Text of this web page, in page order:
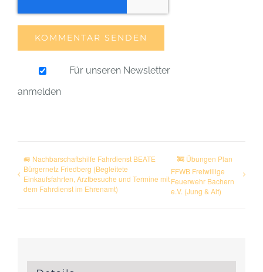
Für unseren Newsletter
anmelden
🚐 Nachbarschaftshilfe Fahrdienst BEATE
Bürgernetz Friedberg (Begleitete
Einkaufsfahrten, Arztbesuche und Termine mit
dem Fahrdienst im Ehrenamt)
🚒 Übungen Plan
FFWB Freiwillige
Feuerwehr Bachern
e.V. (Jung & Alt)